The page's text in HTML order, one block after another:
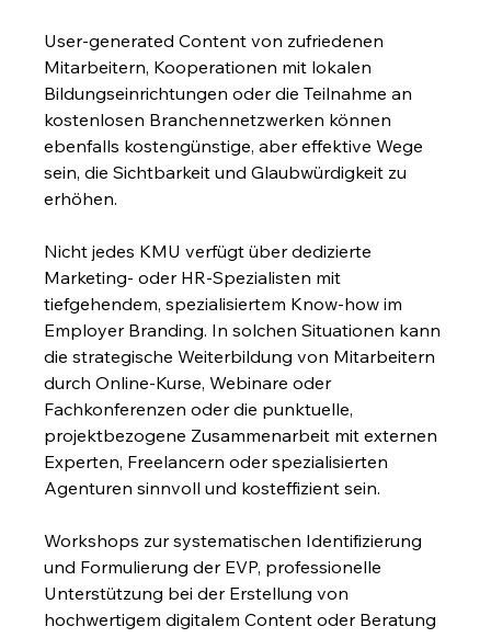
User-generated Content von zufriedenen
Mitarbeitern, Kooperationen mit lokalen
Bildungseinrichtungen oder die Teilnahme an
kostenlosen Branchennetzwerken können
ebenfalls kostengünstige, aber effektive Wege
sein, die Sichtbarkeit und Glaubwürdigkeit zu
erhöhen.
Nicht jedes KMU verfügt über dedizierte
Marketing- oder HR-Spezialisten mit
tiefgehendem, spezialisiertem Know-how im
Employer Branding. In solchen Situationen kann
die strategische Weiterbildung von Mitarbeitern
durch Online-Kurse, Webinare oder
Fachkonferenzen oder die punktuelle,
projektbezogene Zusammenarbeit mit externen
Experten, Freelancern oder spezialisierten
Agenturen sinnvoll und kosteffizient sein.
Workshops zur systematischen Identifizierung
und Formulierung der EVP, professionelle
Unterstützung bei der Erstellung von
hochwertigem digitalem Content oder Beratung